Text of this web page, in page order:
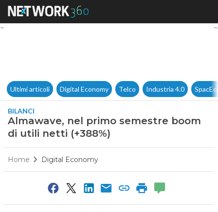
Almawave, nel primo
Ultimi articoli Digital Economy Telco Industria 4.0
BILANCI
Almawave, nel primo semestre boom
di utili netti (+388%)
Home Digital Economy